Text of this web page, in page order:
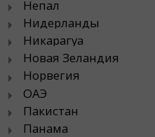
Непал
Нидерланды
Никарагуа
Новая Зеландия
Норвегия
ОАЭ
Пакистан
Панама